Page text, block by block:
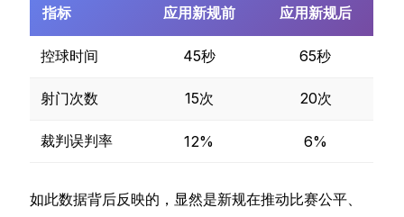
指标 应用新规前 应用新规后
控球时间 45秒 65秒
射门次数 15次 20次
裁判误判率 12% 6%
如此数据背后反映的，显然是新规在推动比赛公平、